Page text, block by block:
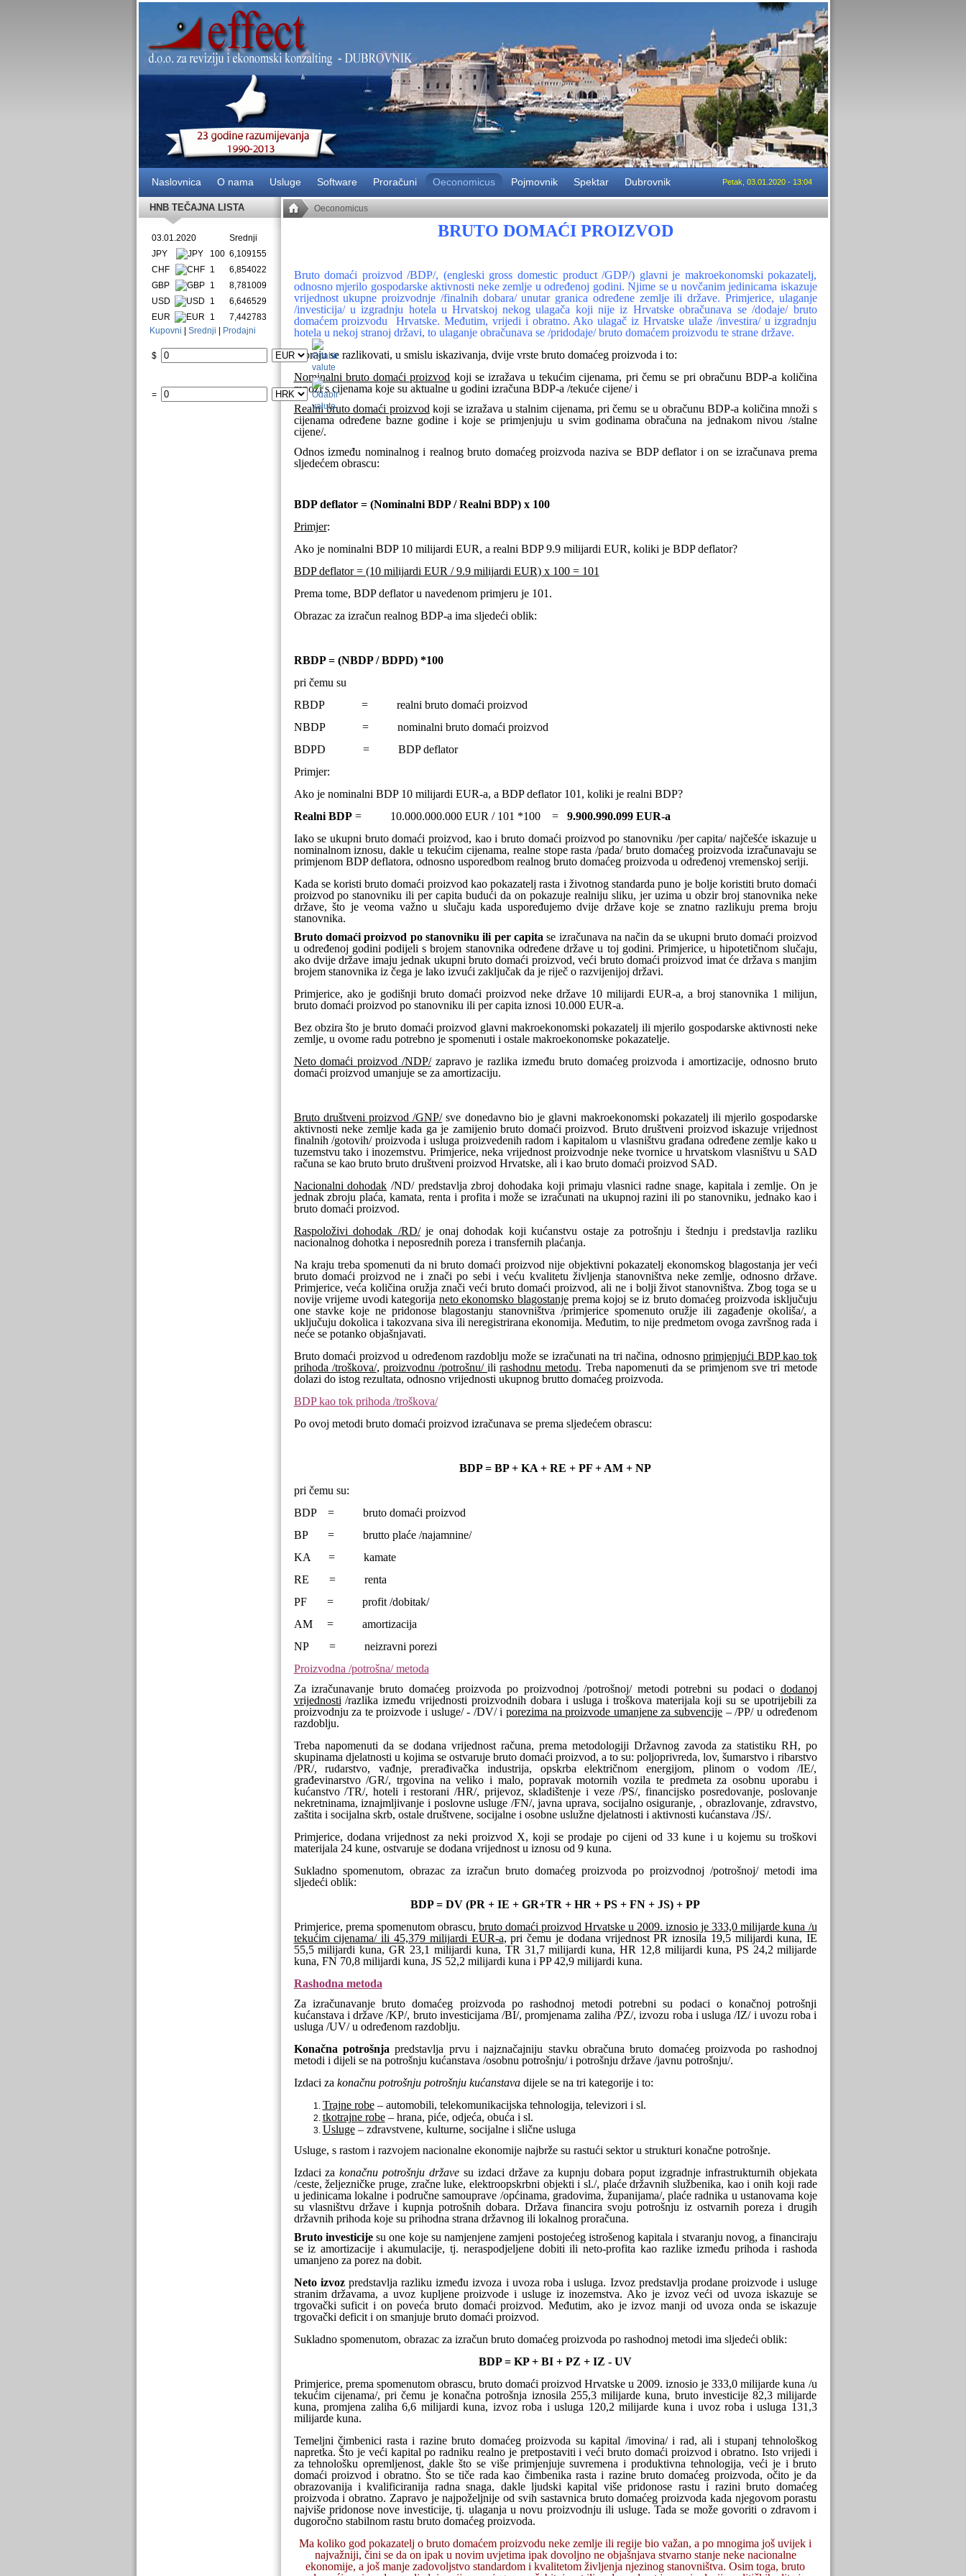
Petak, 03.01.2020 - 13:04
Naslovnica O nama Usluge Software Proračuni Oeconomicus Pojmovnik Spektar Dubrovnik
Oeconomicus
BRUTO DOMAĆI PROIZVOD
Bruto domaći proizvod /BDP/, (engleski gross domestic product /GDP/) glavni je makroekonomski pokazatelj,
odnosno mjerilo gospodarske aktivnosti neke zemlje u određenoj godini. Njime se u novčanim jedinicama iskazuje
vrijednost ukupne proizvodnje /finalnih dobara/ unutar granica određene zemlje ili države. Primjerice, ulaganje
/investicija/ u izgradnju hotela u Hrvatskoj nekog ulagača koji nije iz Hrvatske obračunava se /dodaje/ bruto
domaćem proizvodu Hrvatske. Međutim, vrijedi i obratno. Ako ulagač iz Hrvatske ulaže /investira/ u izgradnju
hotela u nekoj stranoj državi, to ulaganje obračunava se /pridodaje/ bruto domaćem proizvodu te strane države.
Moraju se razlikovati, u smislu iskazivanja, dvije vrste bruto domaćeg proizvoda i to:
Nominalni bruto domaći proizvod koji se izražava u tekućim cijenama, pri čemu se pri obračunu BDP-a količina
množi s cijenama koje su aktualne u godini izračuna BDP-a /tekuće cijene/ i
Realni bruto domaći proizvod koji se izražava u stalnim cijenama, pri čemu se u obračunu BDP-a količina množi s
cijenama određene bazne godine i koje se primjenjuju u svim godinama obračuna na jednakom nivou /stalne
cijene/.
Odnos između nominalnog i realnog bruto domaćeg proizvoda naziva se BDP deflator i on se izračunava prema
sljedećem obrascu:
BDP deflator = (Nominalni BDP / Realni BDP) x 100
Primjer:
Ako je nominalni BDP 10 milijardi EUR, a realni BDP 9.9 milijardi EUR, koliki je BDP deflator?
BDP deflator = (10 milijardi EUR / 9.9 milijardi EUR) x 100 = 101
Prema tome, BDP deflator u navedenom primjeru je 101.
Obrazac za izračun realnog BDP-a ima sljedeći oblik:
RBDP = (NBDP / BDPD) *100
pri čemu su
RBDP = realni bruto domaći proizvod
NBDP = nominalni bruto domaći proizvod
BDPD = BDP deflator
Primjer:
Ako je nominalni BDP 10 milijardi EUR-a, a BDP deflator 101, koliki je realni BDP?
Realni BDP= 10.000.000.000 EUR / 101 *100 = 9.900.990.099 EUR-a
Iako se ukupni bruto domaći proizvod, kao i bruto domaći proizvod po stanovniku /per capita/ najčešće iskazuje u
nominalnom iznosu, dakle u tekućim cijenama, realne stope rasta /pada/ bruto domaćeg proizvoda izračunavaju se
primjenom BDP deflatora, odnosno usporedbom realnog bruto domaćeg proizvoda u određenoj vremenskoj seriji.
Kada se koristi bruto domaći proizvod kao pokazatelj rasta i životnog standarda puno je bolje koristiti bruto domaći
proizvod po stanovniku ili per capita budući da on pokazuje realniju sliku, jer uzima u obzir broj stanovnika neke
države, što je veoma važno u slučaju kada uspoređujemo dvije države koje se znatno razlikuju prema broju
stanovnika.
Bruto domaći proizvod po stanovniku ili per capita se izračunava na način da se ukupni bruto domaći proizvod
u određenoj godini podijeli s brojem stanovnika određene države u toj godini. Primjerice, u hipotetičnom slučaju,
ako dvije države imaju jednak ukupni bruto domaći proizvod, veći bruto domaći proizvod imat će država s manjim
brojem stanovnika iz čega je lako izvući zaključak da je riječ o razvijenijoj državi.
Primjerice, ako je godišnji bruto domaći proizvod neke države 10 milijardi EUR-a, a broj stanovnika 1 milijun,
bruto domaći proizvod po stanovniku ili per capita iznosi 10.000 EUR-a.
Bez obzira što je bruto domaći proizvod glavni makroekonomski pokazatelj ili mjerilo gospodarske aktivnosti neke
zemlje, u ovome radu potrebno je spomenuti i ostale makroekonomske pokazatelje.
Neto domaći proizvod /NDP/zapravo je razlika između bruto domaćeg proizvoda i amortizacije, odnosno bruto
domaći proizvod umanjuje se za amortizaciju.
Bruto društveni proizvod /GNP/sve donedavno bio je glavni makroekonomski pokazatelj ili mjerilo gospodarske
aktivnosti neke zemlje kada ga je zamijenio bruto domaći proizvod. Bruto društveni proizvod iskazuje vrijednost
finalnih /gotovih/ proizvoda i usluga proizvedenih radom i kapitalom u vlasništvu građana određene zemlje kako u
tuzemstvu tako i inozemstvu. Primjerice, neka vrijednost proizvodnje neke tvornice u hrvatskom vlasništvu u SAD
računa se kao bruto bruto društveni proizvod Hrvatske, ali i kao bruto domaći proizvod SAD.
Nacionalni dohodak /ND/ predstavlja zbroj dohodaka koji primaju vlasnici radne snage, kapitala i zemlje. On je
jednak zbroju plaća, kamata, renta i profita i može se izračunati na ukupnoj razini ili po stanovniku, jednako kao i
bruto domaći proizvod.
Raspoloživi dohodak /RD/je onaj dohodak koji kućanstvu ostaje za potrošnju i štednju i predstavlja razliku
nacionalnog dohotka i neposrednih poreza i transfernih plaćanja.
Na kraju treba spomenuti da ni bruto domaći proizvod nije objektivni pokazatelj ekonomskog blagostanja jer veći
bruto domaći proizvod ne i znači po sebi i veću kvalitetu življenja stanovništva neke zemlje, odnosno države.
Primjerice, veća količina oružja znači veći bruto domaći proizvod, ali ne i bolji život stanovništva. Zbog toga se u
novije vrijeme uvodi kategorija neto ekonomsko blagostanjeprema kojoj se iz bruto domaćeg proizvoda isključuju
one stavke koje ne pridonose blagostanju stanovništva /primjerice spomenuto oružje ili zagađenje okoliša/, a
uključuju dokolica i takozvana siva ili neregistrirana ekonomija. Međutim, to nije predmetom ovoga završnog rada i
neće se potanko objašnjavati.
Bruto domaći proizvod u određenom razdoblju može se izračunati na tri načina, odnosno primjenjući BDP kao tok
prihoda /troškova/, proizvodnu /potrošnu/ilirashodnu metodu. Treba napomenuti da se primjenom sve tri metode
dolazi do istog rezultata, odnosno vrijednosti ukupnog brutto domaćeg proizvoda.
BDP kao tok prihoda /troškova/
Po ovoj metodi bruto domaći proizvod izračunava se prema sljedećem obrascu:
BDP = BP + KA + RE + PF + AM + NP
pri čemu su:
BDP = bruto domaći proizvod
BP = brutto plaće /najamnine/
KA = kamate
RE = renta
PF = profit /dobitak/
AM = amortizacija
NP = neizravni porezi
Proizvodna /potrošna/ metoda
Za izračunavanje bruto domaćeg proizvoda po proizvodnoj /potrošnoj/ metodi potrebni su podaci o dodanoj
vrijednosti /razlika između vrijednosti proizvodnih dobara i usluga i troškova materijala koji su se upotrijebili za
proizvodnju za te proizvode i usluge/ - /DV/ i porezima na proizvode umanjene za subvencije – /PP/ u određenom
razdoblju.
Treba napomenuti da se dodana vrijednost računa, prema metodologiji Državnog zavoda za statistiku RH, po
skupinama djelatnosti u kojima se ostvaruje bruto domaći proizvod, a to su: poljoprivreda, lov, šumarstvo i ribarstvo
/PR/, rudarstvo, vađnje, prerađivačka industrija, opskrba električnom energijom, plinom o vodom /IE/,
građevinarstvo /GR/, trgovina na veliko i malo, popravak motornih vozila te predmeta za osobnu uporabu i
kućanstvo /TR/, hoteli i restorani /HR/, prijevoz, skladištenje i veze /PS/, financijsko posredovanje, poslovanje
nekretninama, iznajmljivanje i poslovne usluge /FN/, javna uprava, socijalno osiguranje, , obrazlovanje, zdravstvo,
zaštita i socijalna skrb, ostale društvene, socijalne i osobne uslužne djelatnosti i aktivnosti kućanstava /JS/.
Primjerice, dodana vrijednost za neki proizvod X, koji se prodaje po cijeni od 33 kune i u kojemu su troškovi
materijala 24 kune, ostvaruje se dodana vrijednost u iznosu od 9 kuna.
Sukladno spomenutom, obrazac za izračun bruto domaćeg proizvoda po proizvodnoj /potrošnoj/ metodi ima
sljedeći oblik:
BDP = DV (PR + IE + GR+TR + HR + PS + FN + JS) + PP
Primjerice, prema spomenutom obrascu, bruto domaći proizvod Hrvatske u 2009. iznosio je 333,0 milijarde kuna /u
tekućim cijenama/ ili 45,379 milijardi EUR-a, pri čemu je dodana vrijednost PR iznosila 19,5 milijardi kuna, IE
55,5 milijardi kuna, GR 23,1 milijardi kuna, TR 31,7 milijardi kuna, HR 12,8 milijardi kuna, PS 24,2 milijarde
kuna, FN 70,8 milijardi kuna, JS 52,2 milijardi kuna i PP 42,9 milijardi kuna.
Rashodna metoda
Za izračunavanje bruto domaćeg proizvoda po rashodnoj metodi potrebni su podaci o konačnoj potrošnji
kućanstava i države /KP/, bruto investicijama /BI/, promjenama zaliha /PZ/, izvozu roba i usluga /IZ/ i uvozu roba i
usluga /UV/ u određenom razdoblju.
Konačna potrošnja predstavlja prvu i najznačajniju stavku obračuna bruto domaćeg proizvoda po rashodnoj
metodi i dijeli se na potrošnju kućanstava /osobnu potrošnju/ i potrošnju države /javnu potrošnju/.
Izdaci za konačnu potrošnju potrošnju kućanstava dijele se na tri kategorije i to:
Trajne robe– automobili, telekomunikacijska tehnologija, televizori i sl.
tkotrajne robe– hrana, piće, odjeća, obuća i sl.
Usluge– zdravstvene, kulturne, socijalne i slične usluga
Usluge, s rastom i razvojem nacionalne ekonomije najbrže su rastući sektor u strukturi konačne potrošnje.
Izdaci za konačnu potrošnju države su izdaci države za kupnju dobara poput izgradnje infrastrukturnih objekata
/ceste, željezničke pruge, zračne luke, elektroopskrbni objekti i sl./, plaće državnih službenika, kao i onih koji rade
u jedinicama lokalne i područne samouprave /općinama, gradovima, županijama/, plaće radnika u ustanovama koje
su vlasništvu države i kupnja potrošnih dobara. Država financira svoju potrošnju iz ostvarnih poreza i drugih
državnih prihoda koje su prihodna strana državnog ili lokalnog proračuna.
Bruto investicijesu one koje su namjenjene zamjeni postojećeg istrošenog kapitala i stvaranju novog, a financiraju
se iz amortizacije i akumulacije, tj. neraspodjeljene dobiti ili neto-profita kao razlike između prihoda i rashoda
umanjeno za porez na dobit.
Neto izvozpredstavlja razliku između izvoza i uvoza roba i usluga. Izvoz predstavlja prodane proizvode i usluge
stranim državama, a uvoz kupljene proizvode i usluge iz inozemstva. Ako je izvoz veći od uvoza iskazuje se
trgovački suficit i on poveća bruto domaći proizvod. Međutim, ako je izvoz manji od uvoza onda se iskazuje
trgovački deficit i on smanjuje bruto domaći proizvod.
Sukladno spomenutom, obrazac za izračun bruto domaćeg proizvoda po rashodnoj metodi ima sljedeći oblik:
BDP = KP + BI + PZ + IZ - UV
Primjerice, prema spomenutom obrascu, bruto domaći proizvod Hrvatske u 2009. iznosio je 333,0 milijarde kuna /u
tekućim cijenama/, pri čemu je konačna potrošnja iznosila 255,3 milijarde kuna, bruto investicije 82,3 milijarde
kuna, promjena zaliha 6,6 milijardi kuna, izvoz roba i usluga 120,2 milijarde kuna i uvoz roba i usluga 131,3
milijarde kuna.
Temeljni čimbenici rasta i razine bruto domaćeg proizvoda su kapital /imovina/ i rad, ali i stupanj tehnološkog
napretka. Što je veći kapital po radniku realno je pretpostaviti i veći bruto domaći proizvod i obratno. Isto vrijedi i
za tehnološku opremljenost, dakle što se više primjenjuje suvremena i produktivna tehnologija, veći je i bruto
domaći proizvod i obratno. Što se tiče rada kao čimbenika rasta i razine bruto domaćeg proizvoda, očito je da
obrazovanija i kvalificiranija radna snaga, dakle ljudski kapital više pridonose rastu i razini bruto domaćeg
proizvoda i obratno. Zapravo je najpoželjnije od svih sastavnica bruto domaćeg proizvoda kada njegovom porastu
najviše pridonose nove investicije, tj. ulaganja u novu proizvodnju ili usluge. Tada se može govoriti o zdravom i
dugoročno stabilnom rastu bruto domaćeg proizvoda.
Ma koliko god pokazatelj o bruto domaćem proizvodu neke zemlje ili regije bio važan, a po mnogima još uvijek i
najvažniji, čini se da on ipak u novim uvjetima ipak dovoljno ne objašnjava stvarno stanje neke nacionalne
ekonomije, a još manje zadovoljstvo standardom i kvalitetom življenja njezinog stanovništva. Osim toga, bruto
HNB TEČAJNA LISTA
03.01.2020
Srednji
JPY
100 6,109155
CHF
1
6,854022
GBP
1
8,781009
USD
1
6,646529
EUR
1
7,442783
Kupovni
Srednji Prodajni
$
=